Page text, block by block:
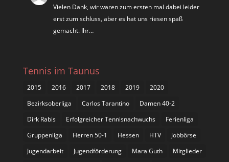
Vielen Dank, wir waren zum ersten mal dabei leider
erst zum schluss, aber es hat uns riesen spaß
gemacht. Ihr…
Tennis im Taunus
2015 2016 2017 2018 2019
2020
Bezirksoberliga
Carlos Tarantino
Damen 40-2
Dirk Rabis
Erfolgreicher Tennisnachwuchs
Ferienliga
Gruppenliga
Herren 50-1 Hessen HTV
Jobbörse
Jugendarbeit
Jugendförderung Mara Guth
Mitglieder